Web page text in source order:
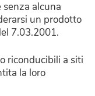
alcuna
un prodotto
7.03.2001.
riconducibili a siti
la loro